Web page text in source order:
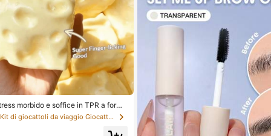
morbido e soffice in TPR a forma
di latte dolce, 5 cm, carino e di
da spremere, regalo alla moda e
compleanni, Pasqua, Ognissanti, N
in Kit di giocattoli da viaggio Giocattoli da spre